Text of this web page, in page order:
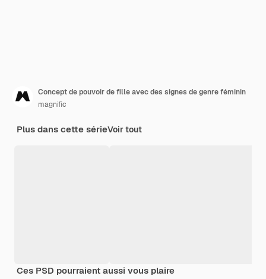
Concept de pouvoir de fille avec des signes de genre féminin
magnific
Plus dans cette sérieVoir tout
Ces PSD pourraient aussi vous plaire